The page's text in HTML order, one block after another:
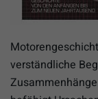
verständliche